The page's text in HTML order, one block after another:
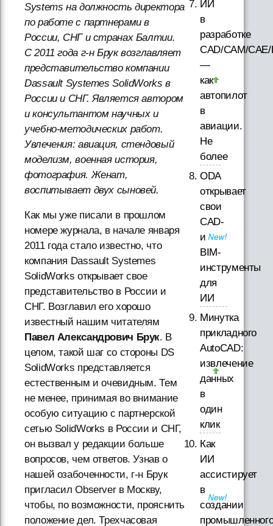
Systems на должность директора
по работе с партнерами в
России, СНГ и странах Балтии.
С 2011 года г-н Брук возглавляет
представительство компании
Dassault Systemes SolidWorks в
России и СНГ. Является автором
и консультантом научных и
учебно-методических работ.
Увлечения: авиация, стендовый
моделизм, военная история,
фотография. Женат,
воспитывает двух сыновей.
Как мы уже писали в прошлом
номере журнала, в начале января
2011 года стало известно, что
компания Dassault Systemes
SolidWorks открывает свое
представительство в России и
СНГ. Возглавил его хорошо
известный нашим читателям
Павел Александрович Брук. В
целом, такой шаг со стороны DS
SolidWorks представляется
естественным и очевидным. Тем
не менее, принимая во внимание
особую ситуацию с партнерской
сетью SolidWorks в России и СНГ,
он вызвал у редакции больше
вопросов, чем ответов. Узнав о
нашей озабоченности, г-н Брук
пригласил Observer в Москву,
чтобы, по возможности, прояснить
положение дел. Трехчасовая
ИИ
в
разработке
CAD/CAM/
—
как
автопилот
в
авиации.
Не
более
ODA
открывает
свои
CAD-
и
BIM-
инструменты
для
ИИ
Минутка
прикладного
AutoCAD:
извлечение
данных
в
один
клик
Как
ИИ
ассистирует
в
создании